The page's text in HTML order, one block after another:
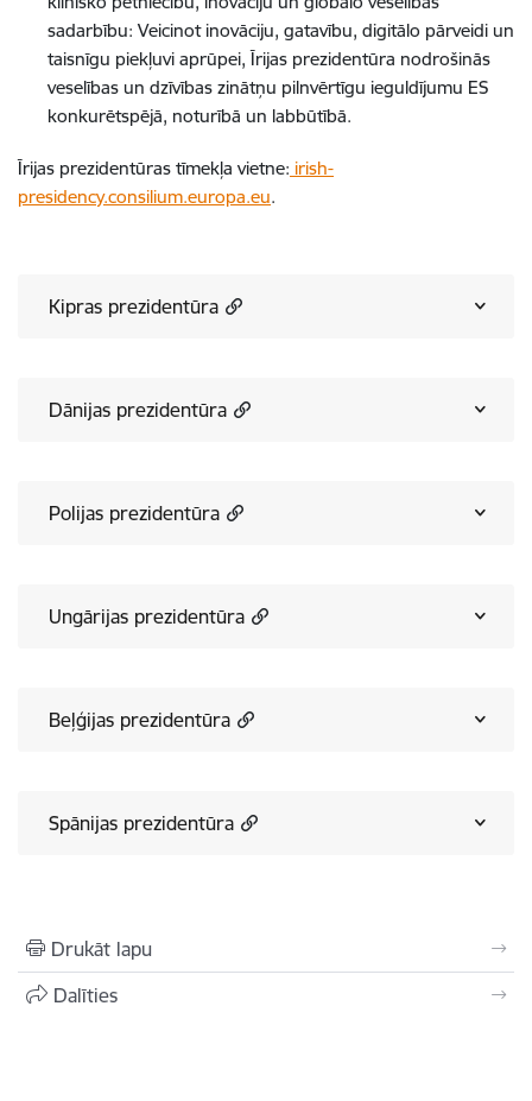
sadarbību: Veicinot inovāciju, gatavību, digitālo pārveidi un
taisnīgu piekļuvi aprūpei, Īrijas prezidentūra nodrošinās
veselības un dzīvības zinātņu pilnvērtīgu ieguldījumu ES
konkurētspējā, noturībā un labbūtībā.
Īrijas prezidentūras tīmekļa vietne: irish-
presidency.consilium.europa.eu.
Kipras prezidentūra
Dānijas prezidentūra
Polijas prezidentūra
Ungārijas prezidentūra
Beļģijas prezidentūra
Spānijas prezidentūra
Drukāt lapu
Dalīties